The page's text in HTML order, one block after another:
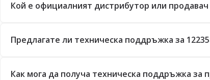
Кой е официалният дистрибутор или продавач
Предлагате ли техническа поддръжка за
Как мога да получа техническа поддръжка за